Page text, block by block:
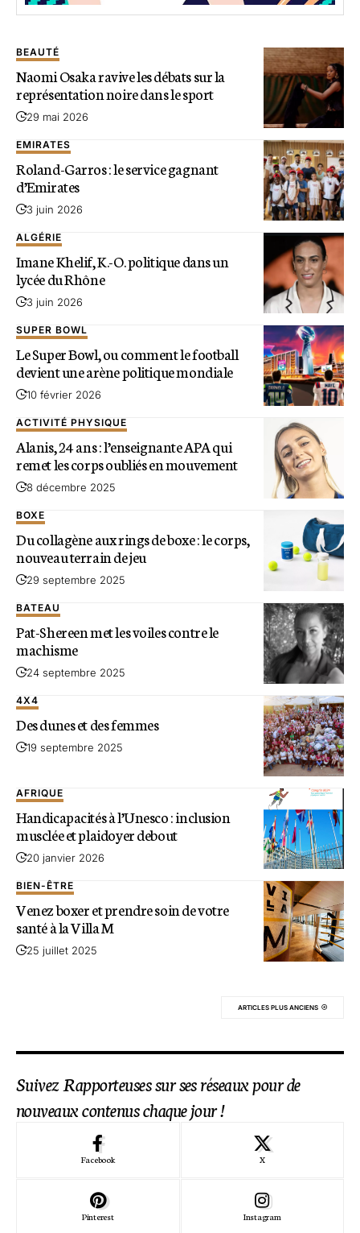
BEAUTÉ
Naomi Osaka ravive les débats sur la
représentation noire dans le sport
29 mai 2026
EMIRATES
Roland-Garros : le service gagnant
d’Emirates
3 juin 2026
ALGÉRIE
Imane Khelif, K.-O. politique dans un
lycée du Rhône
3 juin 2026
SUPER BOWL
Le Super Bowl, ou comment le football
devient une arène politique mondiale
10 février 2026
ACTIVITÉ PHYSIQUE
Alanis, 24 ans : l’enseignante APA qui
remet les corps oubliés en mouvement
8 décembre 2025
BOXE
Du collagène aux rings de boxe : le corps,
nouveau terrain de jeu
29 septembre 2025
BATEAU
Pat-Shereen met les voiles contre le
machisme
24 septembre 2025
4X4
Des dunes et des femmes
19 septembre 2025
AFRIQUE
Handicapacités à l’Unesco : inclusion
musclée et plaidoyer debout
20 janvier 2026
BIEN-ÊTRE
Venez boxer et prendre soin de votre
santé à la Villa M
25 juillet 2025
ARTICLES PLUS ANCIENS
Suivez Rapporteuses sur ses réseaux pour de
nouveaux contenus chaque jour !
Facebook X
Pinterest Instagram